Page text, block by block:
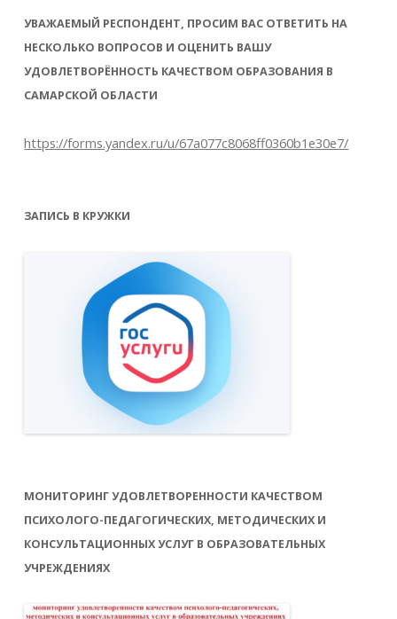
УВАЖАЕМЫЙ РЕСПОНДЕНТ, ПРОСИМ ВАС ОТВЕТИТЬ НА
НЕСКОЛЬКО ВОПРОСОВ И ОЦЕНИТЬ ВАШУ
УДОВЛЕТВОРЁННОСТЬ КАЧЕСТВОМ ОБРАЗОВАНИЯ В
САМАРСКОЙ ОБЛАСТИ
https://forms.yandex.ru/u/67a077c8068ff0360b1e30e7/
ЗАПИСЬ В КРУЖКИ
МОНИТОРИНГ УДОВЛЕТВОРЕННОСТИ КАЧЕСТВОМ
ПСИХОЛОГО-ПЕДАГОГИЧЕСКИХ, МЕТОДИЧЕСКИХ И
КОНСУЛЬТАЦИОННЫХ УСЛУГ В ОБРАЗОВАТЕЛЬНЫХ
УЧРЕЖДЕНИЯХ